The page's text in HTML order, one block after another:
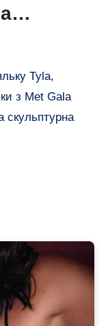
Tyla,
з Met Gala
скульптурна